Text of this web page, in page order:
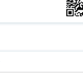
trisodium salt
Tween-20
nitrosamine
amurense